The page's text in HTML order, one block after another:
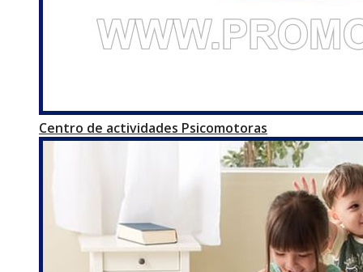
Centro de actividades Psicomotoras